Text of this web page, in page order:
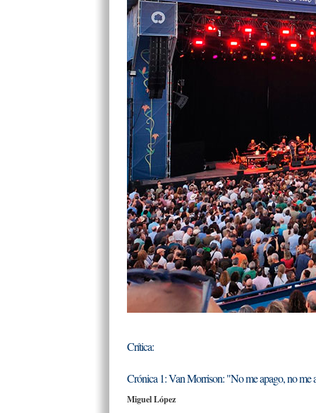
Crítica:
Crónica 1: Van Morrison: "No me apago, no me
Miguel López